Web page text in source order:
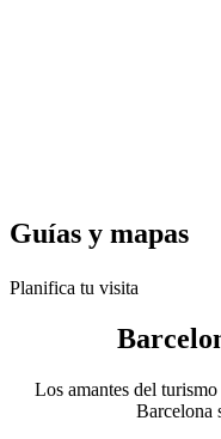
Guías y mapas
Planifica tu visita
Los amantes del
Barcelona